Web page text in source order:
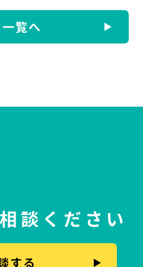
一覧へ
談ください
する